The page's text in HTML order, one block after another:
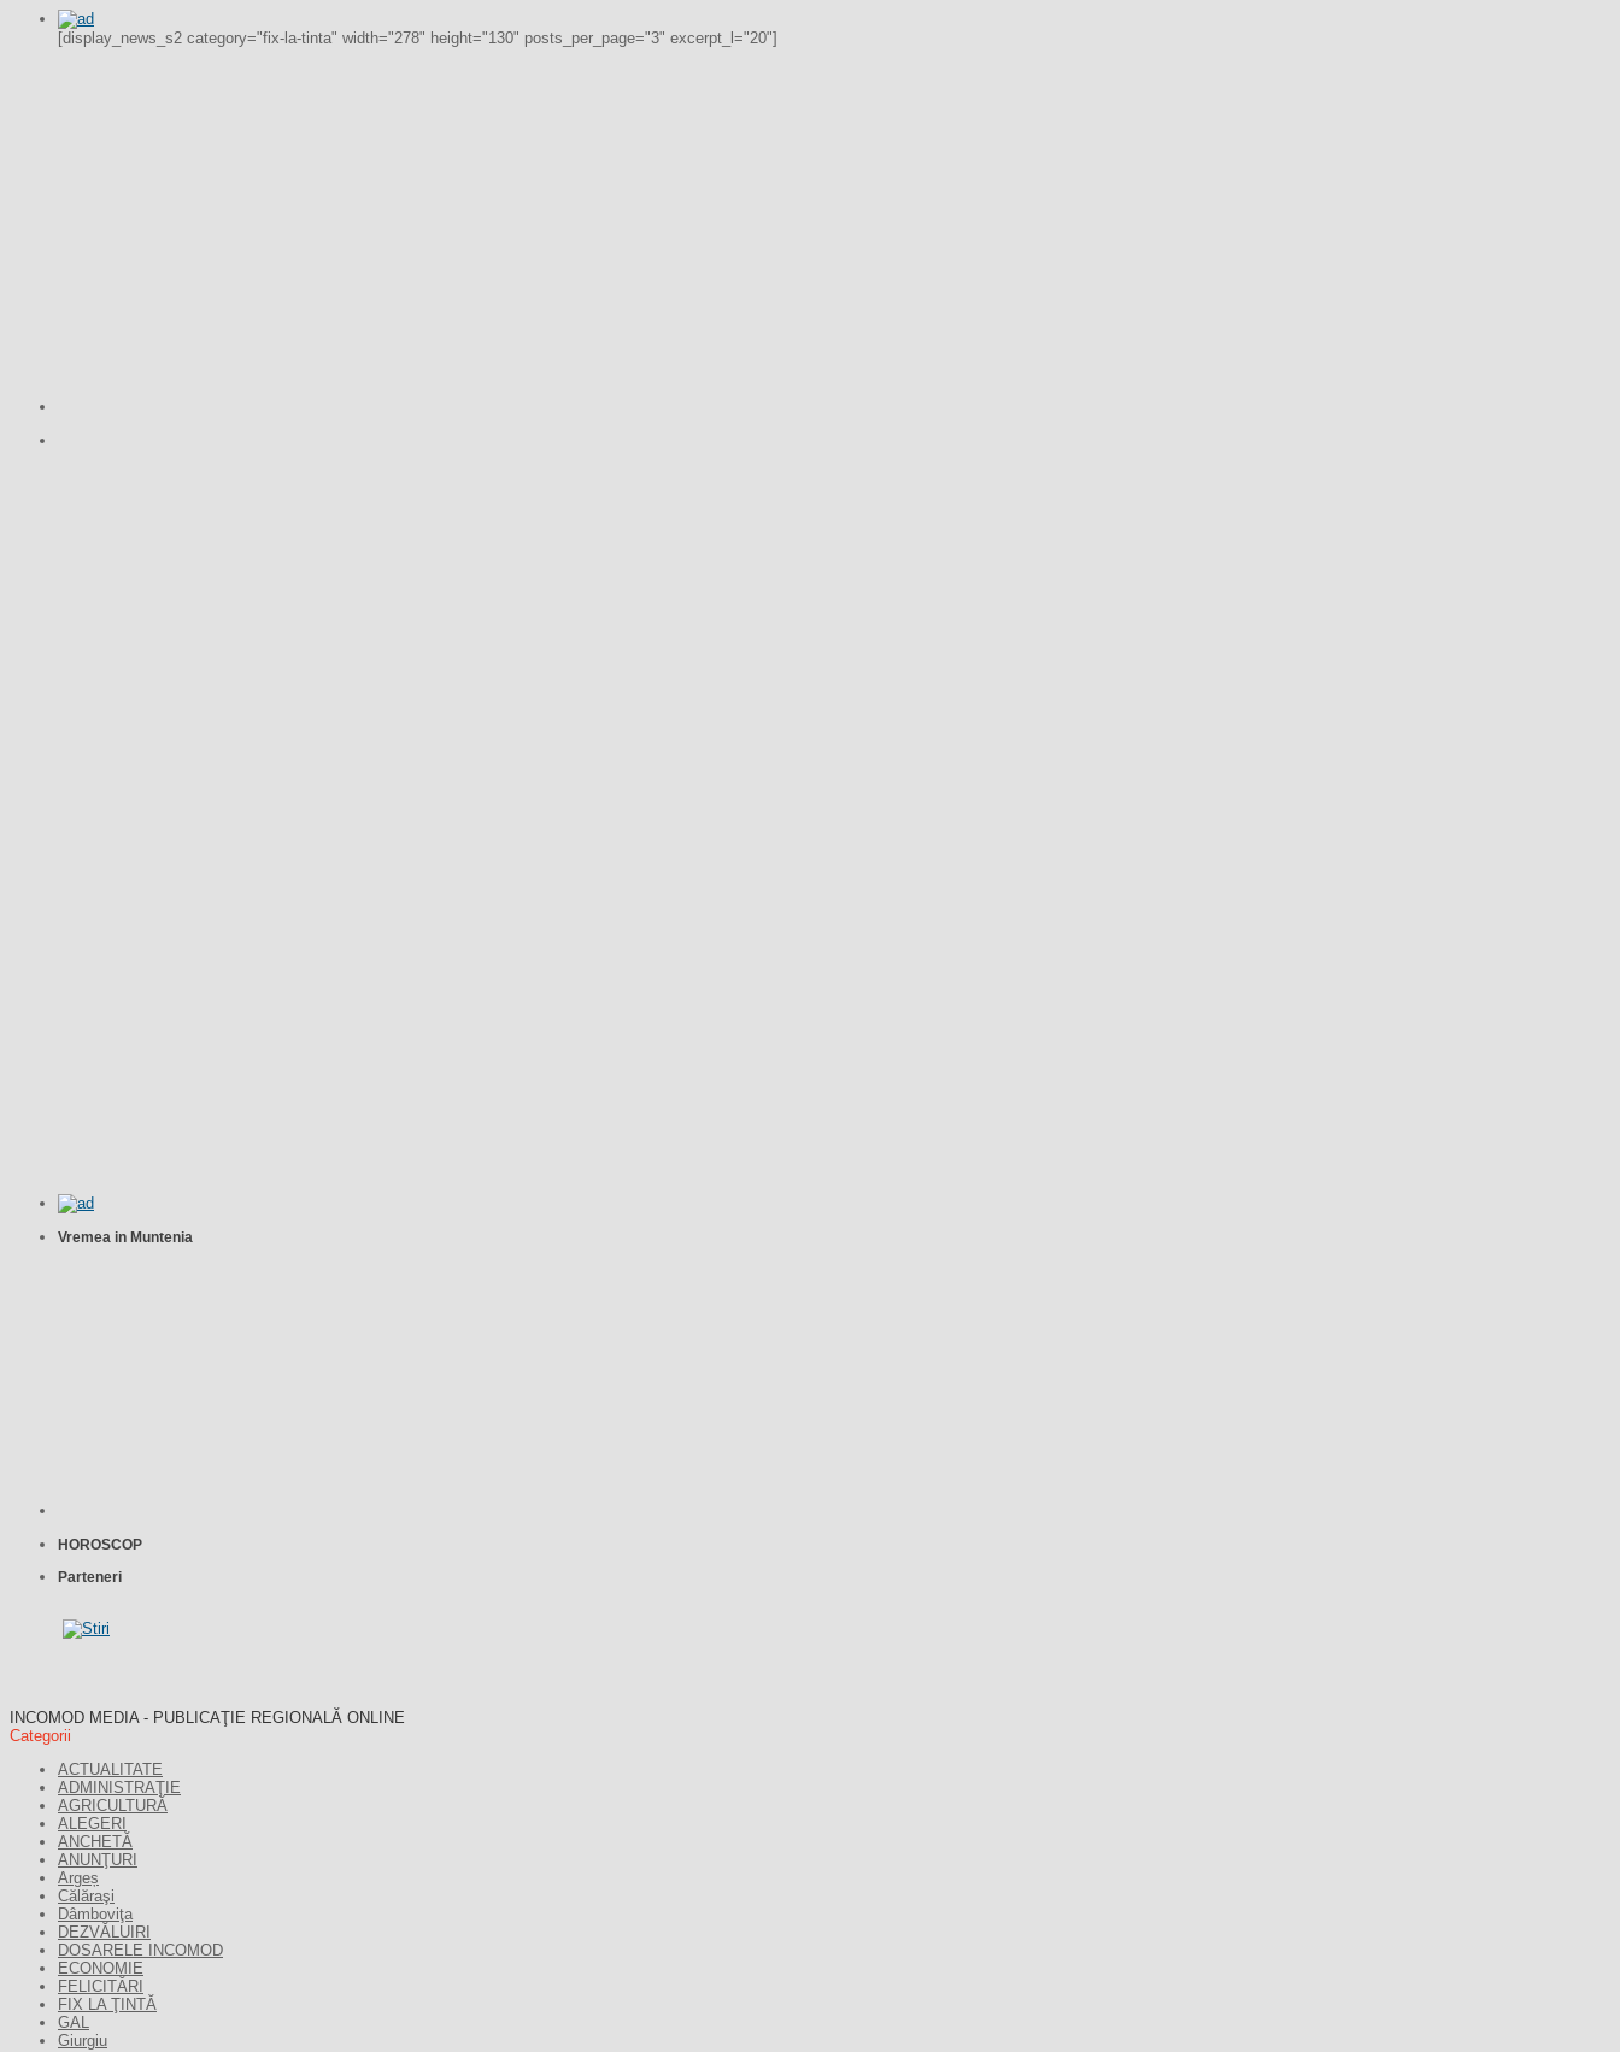
[display_news_s2 category="fix-la-tinta" width="278" height="130" posts_per_page="3" excerpt_l="20"]
Vremea in Muntenia
HOROSCOP
Parteneri
INCOMOD MEDIA - PUBLICAŢIE REGIONALĂ ONLINE
Categorii
ACTUALITATE
ADMINISTRAŢIE
AGRICULTURĂ
ALEGERI
ANCHETĂ
ANUNŢURI
Argeș
Călăraşi
Dâmboviţa
DEZVĂLUIRI
DOSARELE INCOMOD
ECONOMIE
FELICITĂRI
FIX LA ŢINTĂ
GAL
Giurgiu